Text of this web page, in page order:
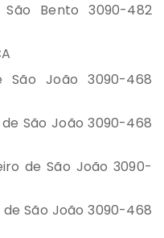
Bento 3090-482
João 3090-468
São João 3090-468
de São João 3090-
São João 3090-468